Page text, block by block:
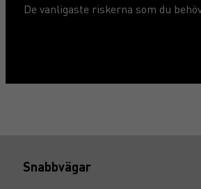
De vanligaste riskerna som du
Snabbvägar